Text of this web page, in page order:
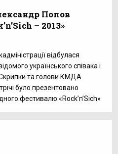
Попов
– 2013»
відбулася
українського співака і
та голови КМДА
було презентовано
фестивалю «Rock’n’Sich»